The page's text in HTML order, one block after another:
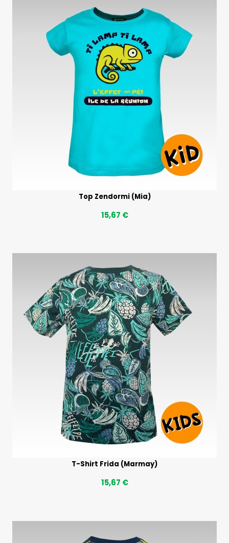
Top Zendormi (Mia)
15,67 €
T-Shirt Frida (Marmay)
15,67 €